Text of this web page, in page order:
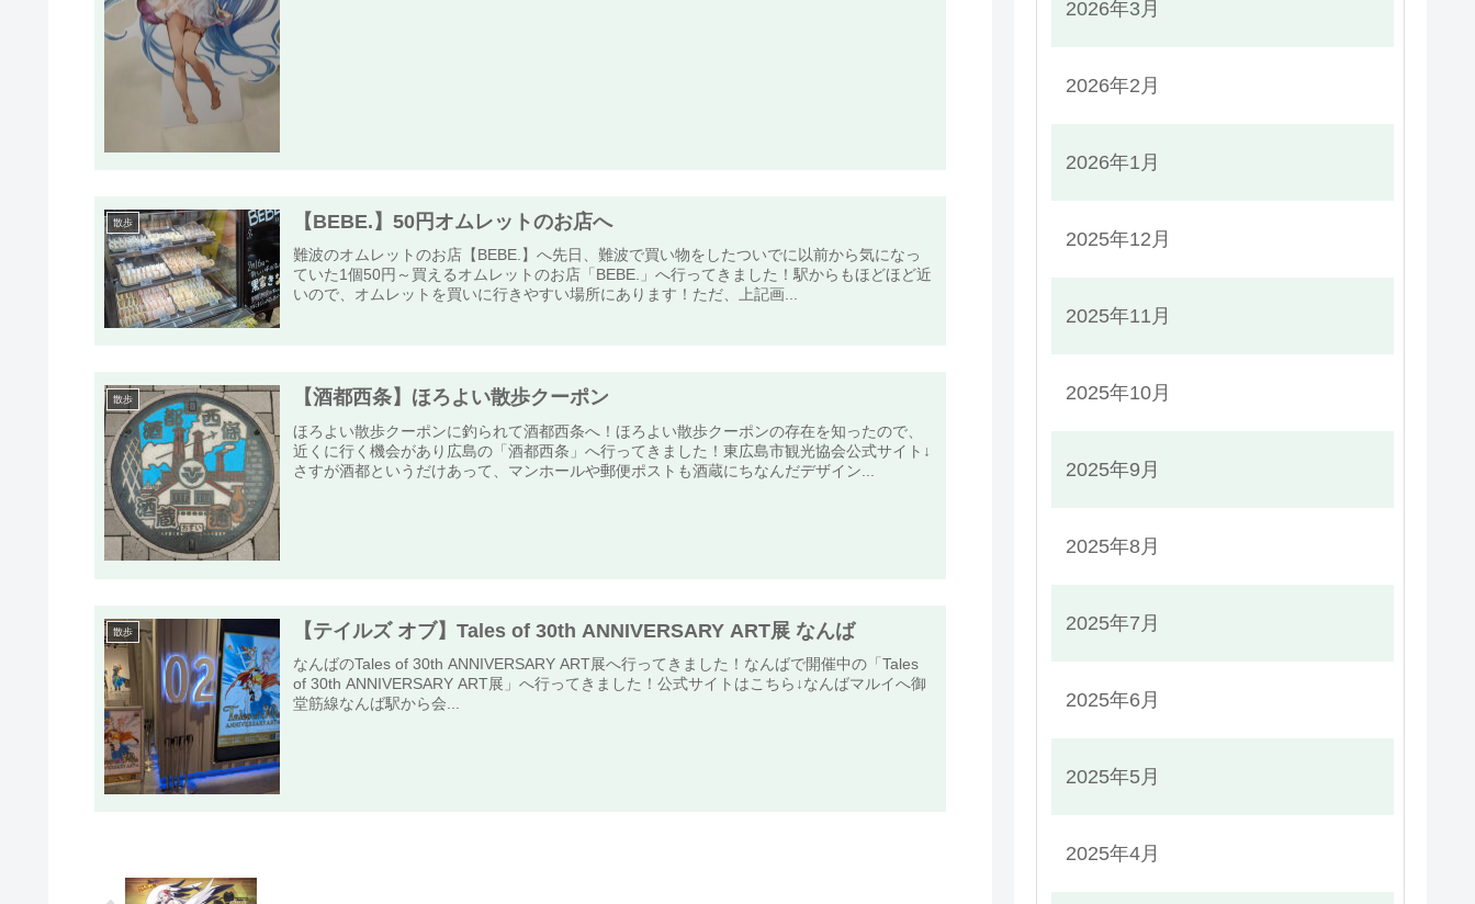
散歩 【BEBE.】50円オムレットのお店へ
難波のオムレットのお店【BEBE.】へ先日、難波で買い物をしたついでに以前から気になっ
ていた1個50円～買えるオムレットのお店「BEBE.」へ行ってきました！駅からもほどほど近
いので、オムレットを買いに行きやすい場所にあります！ただ、上記画...
散歩 【酒都西条】ほろよい散歩クーポン
ほろよい散歩クーポンに釣られて酒都西条へ！ほろよい散歩クーポンの存在を知ったので、
近くに行く機会があり広島の「酒都西条」へ行ってきました！東広島市観光協会公式サイト↓
さすが酒都というだけあって、マンホールや郵便ポストも酒蔵にちなんだデザイン...
散歩 【テイルズ オブ】Tales of 30th ANNIVERSARY ART展 なんば
なんばのTales of 30th ANNIVERSARY ART展へ行ってきました！なんばで開催中の「Tales
of 30th ANNIVERSARY ART展」へ行ってきました！公式サイトはこちら↓なんばマルイへ御
堂筋線なんば駅から会...
2026年3月
2026年2月
2026年1月
2025年12月
2025年11月
2025年10月
2025年9月
2025年8月
2025年7月
2025年6月
2025年5月
2025年4月